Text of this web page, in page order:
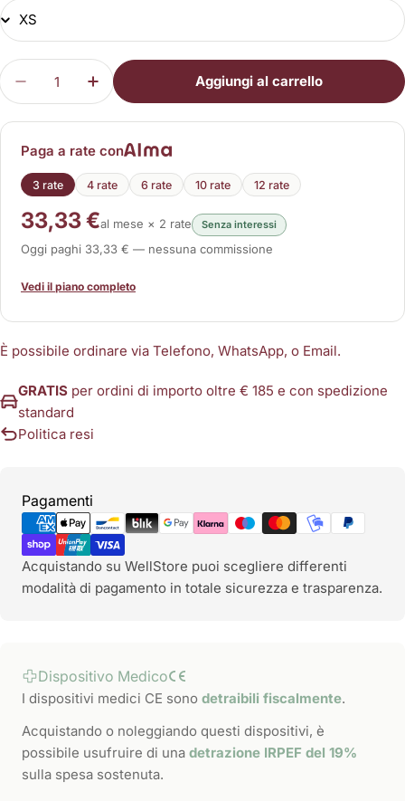
Quantità
Diminuisci la quantità per Genutonic 3117
Aumenta la quantità per Genutonic 3117
Aggiungi al carrello
Paga a rate con
3 rate 4 rate 6 rate 10 rate 12 rate
33,33 €al mese × 2 rate Senza interessi
Oggi paghi 33,33 € — nessuna commissione
Vedi il piano completo
È possibile ordinare via Telefono, WhatsApp, o Email.
GRATIS per ordini di importo oltre € 185 e con spedizione
standard
Politica resi
Pagamenti
Metodi
di
pagamento
Acquistando su WellStore puoi scegliere differenti
modalità di pagamento in totale sicurezza e trasparenza.
Dispositivo Medico
I dispositivi medici CE sono detraibili fiscalmente.
Acquistando o noleggiando questi dispositivi, è
possibile usufruire di una detrazione IRPEF del 19%
sulla spesa sostenuta.